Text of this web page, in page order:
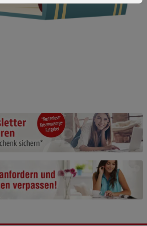
Cookies (5)
Cookies
Informationen anzeigen
Cookies (1) Funktionale
Cookies